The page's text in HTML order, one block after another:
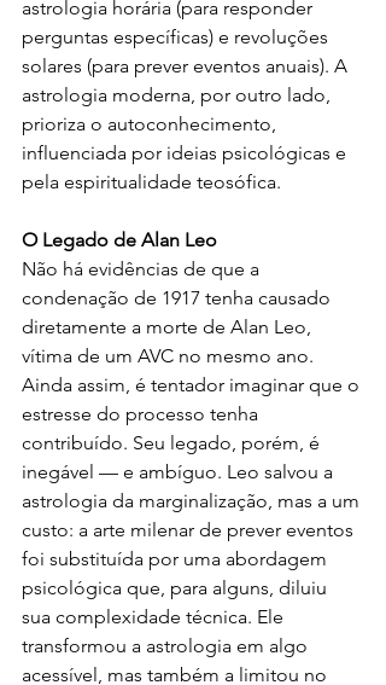
astrologia horária (para responder
perguntas específicas) e revoluções
solares (para prever eventos anuais). A
astrologia moderna, por outro lado,
prioriza o autoconhecimento,
influenciada por ideias psicológicas e
pela espiritualidade teosófica.
O Legado de Alan Leo
Não há evidências de que a
condenação de 1917 tenha causado
diretamente a morte de Alan Leo,
vítima de um AVC no mesmo ano.
Ainda assim, é tentador imaginar que o
estresse do processo tenha
contribuído. Seu legado, porém, é
inegável — e ambíguo. Leo salvou a
astrologia da marginalização, mas a um
custo: a arte milenar de prever eventos
foi substituída por uma abordagem
psicológica que, para alguns, diluiu
sua complexidade técnica. Ele
transformou a astrologia em algo
acessível, mas também a limitou no